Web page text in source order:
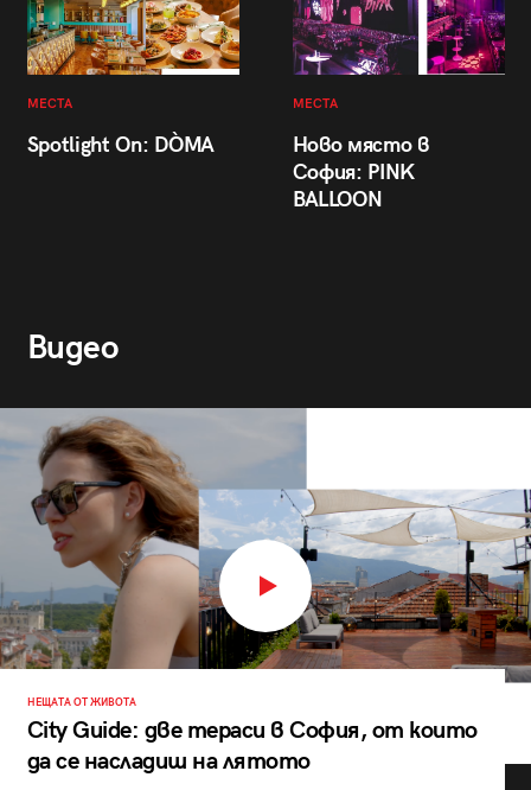
МЕСТА
Spotlight On: DÒMA
МЕСТА
Ново място в
София: PINK
BALLOON
Видео
НЕЩАТА ОТ ЖИВОТА
City Guide: две тераси в София, от които
да се насладиш на лятото